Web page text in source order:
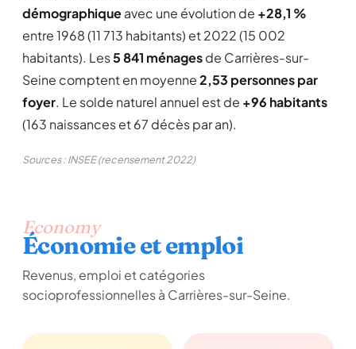
démographiqueavec une évolution de +28,1 %
entre 1968 (11 713 habitants) et 2022 (15 002
habitants). Les5 841 ménagesde Carrières-sur-
Seine comptent en moyenne2,53 personnes par
foyer. Le solde naturel annuel est de +96 habitants
(163 naissances et 67 décès par an).
Sources : INSEE (recensement 2022)
Economy
Économie et emploi
Revenus, emploi et catégories
socioprofessionnelles à Carrières-sur-Seine.